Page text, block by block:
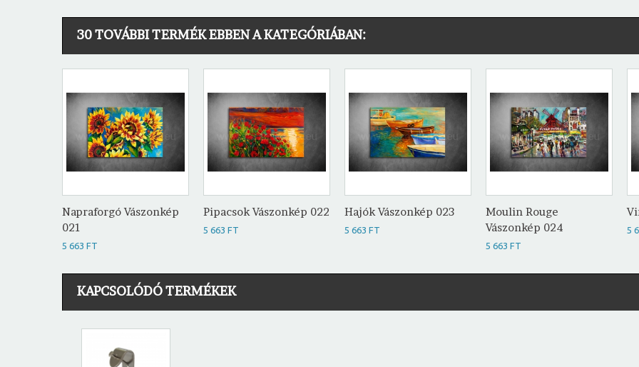
30 TOVÁBBI TERMÉK EBBEN A KATEGÓRIÁBAN:
Napraforgó Vászonkép
021
5 663 FT
Pipacsok Vászonkép 022
5 663 FT
Hajók Vászonkép 023
5 663 FT
Moulin Rouge
Vászonkép 024
5 663 FT
5
KAPCSOLÓDÓ TERMÉKEK